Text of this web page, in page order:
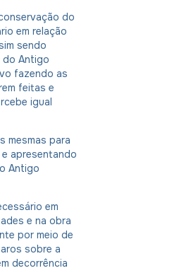
do
em relação
sendo
do Antigo
fazendo as
feitas e
igual
mesmas para
apresentando
Antigo
em
e na obra
por meio de
sobre a
decorrência